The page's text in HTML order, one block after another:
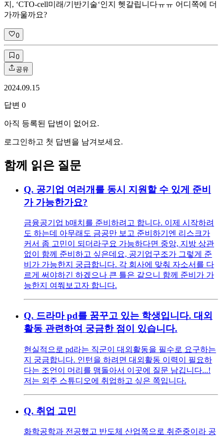
지, ‘CTO-cell미래/기반기술‘인지 헷갈립니다ㅠㅠ 어디쪽에 더
가까울까요?
0
0
공유
2024.09.15
답변 0
아직 등록된 답변이 없어요.
로그인하고 첫 답변을 남겨보세요.
함께 읽은 질문
Q. 공기업 여러개를 동시 지원할 수 있게 준비
가 가능한가요?
금융공기업 b매치를 준비하려고 합니다. 이제 시작하려
도 하는데 아무래도 금공만 보고 준비하기엔 리스크가
커서 좀 고민이 되더라구요 가능하다면 중앙, 지방 상관
없이 함께 준비하고 싶은데요, 공기업구조가 그렇게 준
비가 가능한지 궁급합니다. 각 회사에 맞춰 자소서를 다
르게 써야하긴 하겠으나 큰 틀은 같으니 함께 준비가 가
능한지 여쭤보고자 합니다.
Q. 드라마 pd를 꿈꾸고 있는 학생입니다. 대외
활동 관련하여 궁금한 점이 있습니다.
현실적으로 pd라는 직군이 대외활동을 필수로 요구하는
지 궁금합니다. 인턴을 하려면 대외활동 이력이 필요하
다는 조언이 머리를 맴돌아서 이곳에 질문 남깁니다...!
저는 외주 스튜디오에 취업하고 싶은 쪽입니다.
Q. 취업 고민
화학공학과 전공했고 반도체 산업쪽으로 취준중이라 공